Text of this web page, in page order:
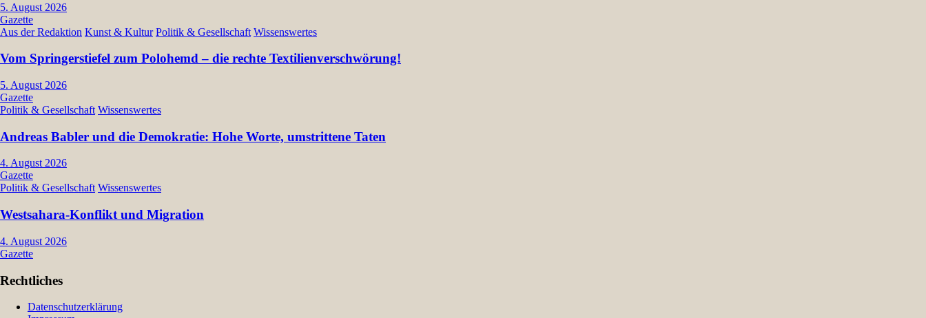
5. August 2026
Gazette
Aus der Redaktion Kunst & Kultur Politik & Gesellschaft Wissenswertes
Vom Springerstiefel zum Polohemd – die rechte Textilienverschwörung!
5. August 2026
Gazette
Politik & Gesellschaft Wissenswertes
Andreas Babler und die Demokratie: Hohe Worte, umstrittene Taten
4. August 2026
Gazette
Politik & Gesellschaft Wissenswertes
Westsahara-Konflikt und Migration
4. August 2026
Gazette
Rechtliches
Datenschutzerklärung